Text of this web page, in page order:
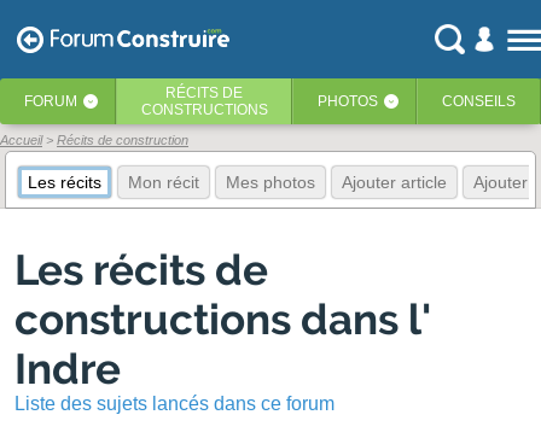
FORUM ‹ RÉCITS DE
CONSTRUCTIONS
PHOTOS ‹ CONSEILS
Accueil Récits de construction
Les récits Mon récit Mes photos Ajouter article Ajouter
Les récits de
constructions dans l'
Indre
Liste des sujets lancés dans ce forum